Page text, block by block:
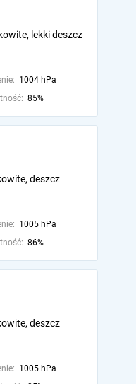
lekki deszcz
1004 hPa
85%
deszcz
1005 hPa
86%
deszcz
1005 hPa